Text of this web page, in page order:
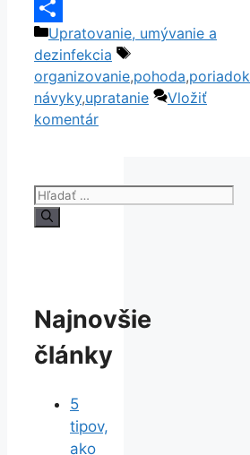
Copy
Link
Share
Kategórie
Upratovanie, umývanie a
dezinfekcia
Značky
organizovanie,pohoda,poriadok
návyky,upratanie
Vložiť
komentár
Hľadať:
Najnovšie
články
5
tipov,
ako